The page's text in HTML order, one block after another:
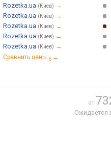
Rozetka.ua (Киев) →
Rozetka.ua (Киев) →
Rozetka.ua (Киев) →
Rozetka.ua (Киев) →
Rozetka.ua (Киев) →
Сравнить цены 6 →
от
Ожидается